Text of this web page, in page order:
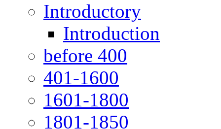
Introductory
Introduction
before 400
401-1600
1601-1800
1801-1850